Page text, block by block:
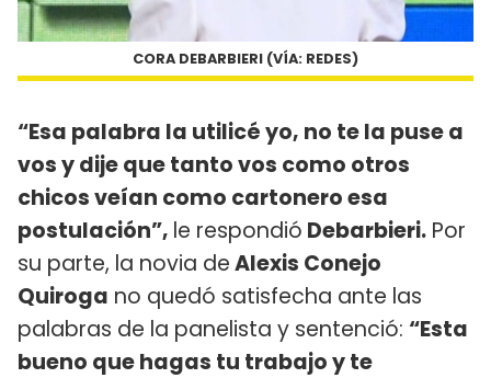
CORA DEBARBIERI (VÍA: REDES)
“Esa palabra la utilicé yo, no te la puse a
vos y dije que tanto vos como otros
chicos veían como cartonero esa
postulación”, le respondió Debarbieri. Por
su parte, la novia deAlexis Conejo
Quiroga no quedó satisfecha ante las
palabras de la panelista y sentenció: “Esta
bueno que hagas tu trabajo y te